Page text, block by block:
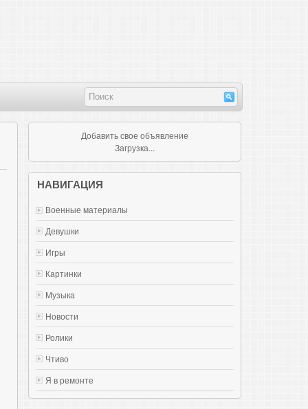
Добавить свое объявление
Загрузка...
НАВИГАЦИЯ
Военные материалы
Девушки
Игры
Картинки
Музыка
Новости
Ролики
Чтиво
Я в ремонте